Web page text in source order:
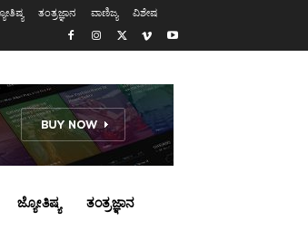
ತಂತ್ರಜ್ಞಾನ ವಾಣಿಜ್ಯ ವಿಶೇಷ
ಜ್ಯೋತಿಷ್ಯ ತಂತ್ರಜ್ಞಾನ